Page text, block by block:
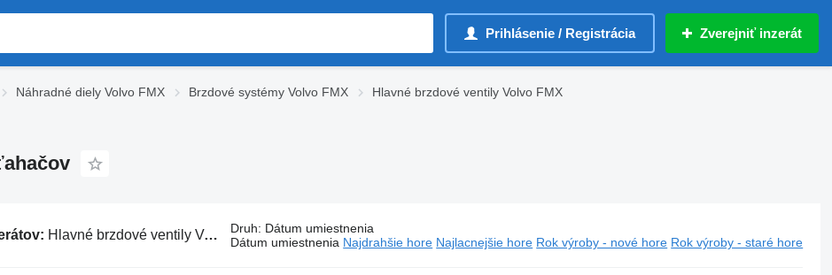
Prihlásenie / Registrácia Zverejniť inzerát
Náhradné diely Volvo FMX Brzdové systémy Volvo FMX
Hlavné brzdové ventily Volvo FMX
Hlavné brzdové ventily Volvo FMX na ťahačov Druh: Dátum umiestnenia
Dátum umiestnenia Najdrahšie hore Najlacnejšie hore Rok výroby - nové hore Rok výroby - staré hore